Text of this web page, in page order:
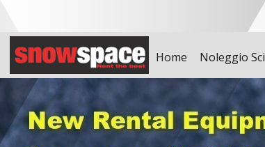
Home Noleggio Sci